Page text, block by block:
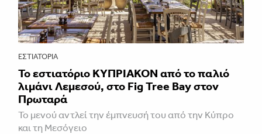
ΕΣΤΙΑΤΌΡΙΑ
Το εστιατόριο ΚΥΠΡΙΑΚΟΝ από το παλιό
λιμάνι Λεμεσού, στο Fig Tree Bay στον
Πρωταρά
Το μενού αντλεί την έμπνευσή του από την Κύπρο
και τη Μεσόγειο